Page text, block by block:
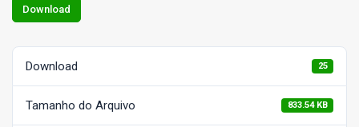
Download
Download 25
Tamanho do Arquivo 833.54 KB